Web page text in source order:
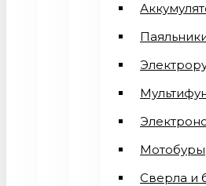
Мотобуры
Сверла и